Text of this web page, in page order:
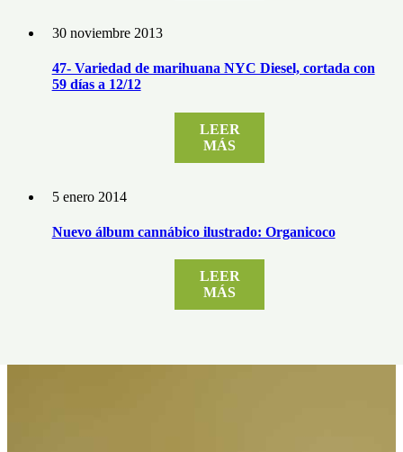
30 noviembre 2013
47- Variedad de marihuana NYC Diesel, cortada con
59 días a 12/12
LEER
MÁS
5 enero 2014
Nuevo álbum cannábico ilustrado: Organicoco
LEER
MÁS